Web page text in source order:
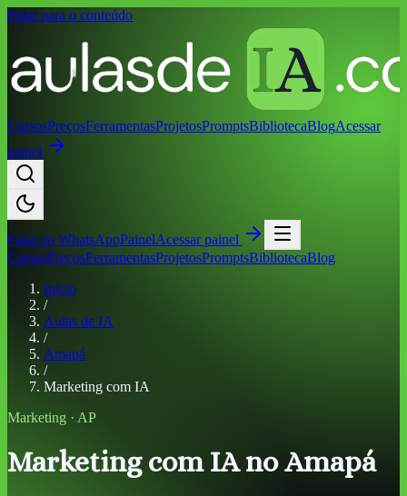
Pular para o conteúdo
CursosPreçosFerramentasProjetosPromptsBibliotecaBlogAcessar
painel
Falar no WhatsAppPainelAcessar painel
CursosPreçosFerramentasProjetosPromptsBibliotecaBlog
Início
/
Aulas de IA
/
Amapá
/
Marketing com IA
Marketing · AP
Marketing com IA no Amapá